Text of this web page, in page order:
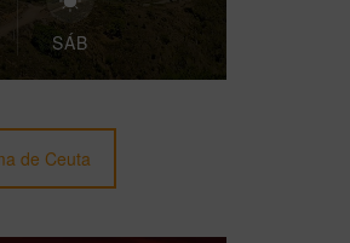
SÁB
de Ceuta